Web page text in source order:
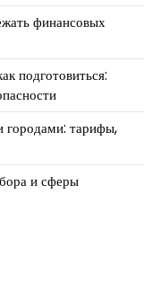
финансовых
подготовиться:
городами: тарифы,
и сферы